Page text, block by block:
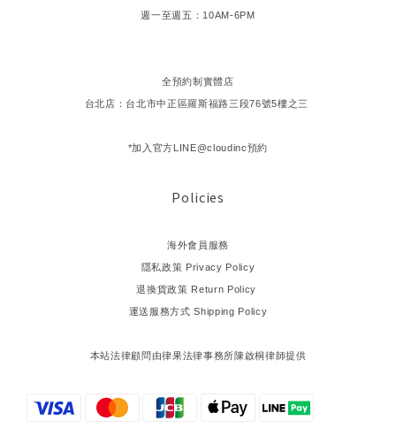
週一至週五：10AM-6PM
全預約制實體店
台北店：台北市中正區羅斯福路三段76號5樓之三
*加入官方LINE@cloudinc預約
Policies
海外會員服務
隱私政策 Privacy Policy
退換貨政策 Return Policy
運送服務方式 Shipping Policy
本站法律顧問由律果法律事務所陳啟桐律師提供